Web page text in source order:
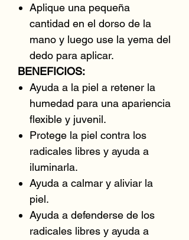
Aplique una pequeña
cantidad en el dorso de la
mano y luego use la yema del
dedo para aplicar.
BENEFICIOS:
Ayuda a la piel a retener la
humedad para una apariencia
flexible y juvenil.
Protege la piel contra los
radicales libres y ayuda a
iluminarla.
Ayuda a calmar y aliviar la
piel.
Ayuda a defenderse de los
radicales libres y ayuda a